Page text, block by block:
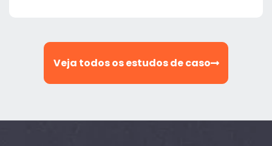
Veja todos os estudos de caso